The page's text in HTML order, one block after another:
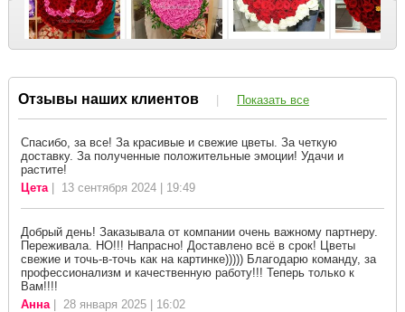
Отзывы наших клиентов | Показать все
Спасибо, за все! За красивые и свежие цветы. За четкую
доставку. За полученные положительные эмоции! Удачи и
растите!
Цета| 13 сентября 2024 | 19:49
Добрый день! Заказывала от компании очень важному партнеру.
Переживала. НО!!! Напрасно! Доставлено всё в срок! Цветы
свежие и точь-в-точь как на картинке))))) Благодарю команду, за
профессионализм и качественную работу!!! Теперь только к
Вам!!!!
Анна| 28 января 2025 | 16:02